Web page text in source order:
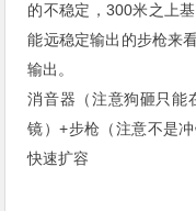
的不稳定，300米之上
能远稳定输出的步枪来
输出。
消音器（注意狗砸只能
镜）+步枪（注意不是
快速扩容